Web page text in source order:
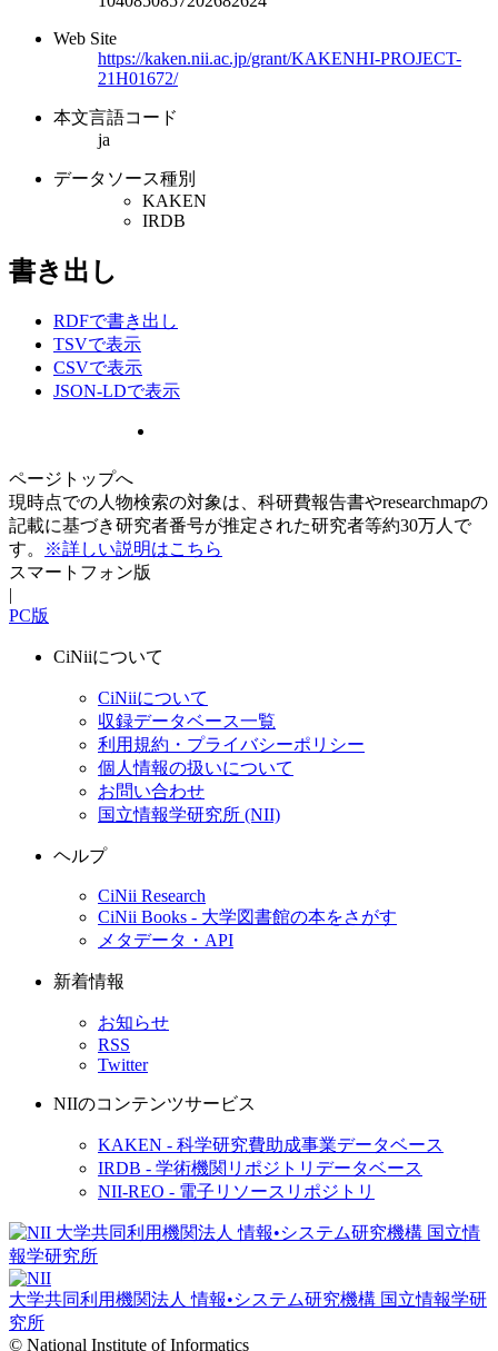
Web Site
https://kaken.nii.ac.jp/grant/KAKENHI-PROJECT-
21H01672/
本文言語コード
ja
データソース種別
KAKEN
IRDB
書き出し
RDFで書き出し
TSVで表示
CSVで表示
JSON-LDで表示
ページトップへ
現時点での人物検索の対象は、科研費報告書やresearchmapの
記載に基づき研究者番号が推定された研究者等約30万人で
す。
※詳しい説明はこちら
スマートフォン版
|
PC版
CiNiiについて
CiNiiについて
収録データベース一覧
利用規約・プライバシーポリシー
個人情報の扱いについて
お問い合わせ
国立情報学研究所 (NII)
ヘルプ
CiNii Research
CiNii Books - 大学図書館の本をさがす
メタデータ・API
新着情報
お知らせ
RSS
Twitter
NIIのコンテンツサービス
KAKEN - 科学研究費助成事業データベース
IRDB - 学術機関リポジトリデータベース
NII-REO - 電子リソースリポジトリ
大学共同利用機関法人 情報•システム研究機構 国立情報学研
究所
© National Institute of Informatics